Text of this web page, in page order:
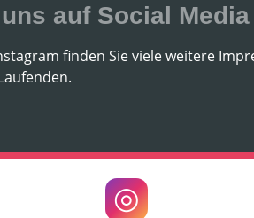
auf Social Media
finden Sie viele weitere
◎